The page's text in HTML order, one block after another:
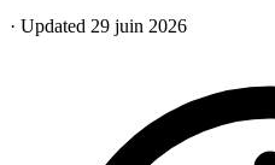
· Updated 29 juin 2026